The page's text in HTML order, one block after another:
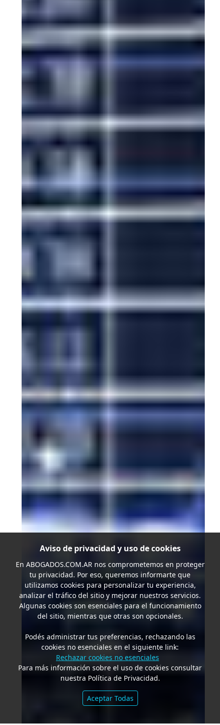
Aviso de privacidad y uso de cookies
En ABOGADOS.COM.ARnos comprometemos en proteger
tu privacidad. Por eso, queremos informarte que
utilizamos cookies para personalizar tu experiencia,
analizar el tráfico del sitio y mejorar nuestros servicios.
Algunas cookies son esenciales para el funcionamiento
del sitio, mientras que otras son opcionales.
Podés administrar tus preferencias, rechazando las
cookies no esenciales en el siguiente link:
Rechazar cookies no esenciales
Para más información sobre el uso de cookies consultar
nuestra Política de Privacidad.
Aceptar Todas